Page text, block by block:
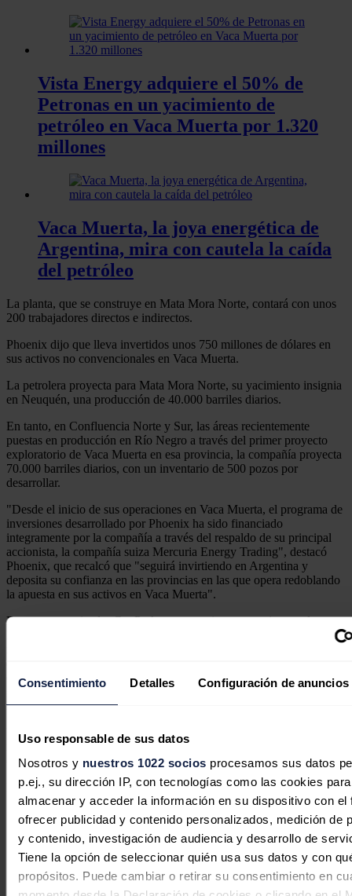
Consentimiento Detalles Configuración de anuncios
Uso responsable de sus datos
Nosotros y nuestros 1022 socios procesamos sus datos
p.ej., su dirección IP, con tecnologías como las cookies para
almacenar y acceder la información en su dispositivo con el
ofrecer publicidad y contenido personalizados, medición de
y contenido, investigación de audiencia y desarrollo de
Tiene la opción de seleccionar quién usa sus datos y con
propósitos. Puede cambiar o retirar su consentimiento en
Vista Energy adquiere el 50% de
Petronas en un yacimiento de
petróleo en Vaca Muerta por 1.320
millones
Vaca Muerta, la joya energética de
Argentina, mira con cautela la caída
del petróleo
La planta, que se construye en Mata Mora Norte, contará con unos
200 trabajadores directos e indirectos.
Phoenix dijo que lleva invertidos unos 750 millones de dólares en
sus activos no convencionales en Vaca Muerta.
La petrolera proyecta para Mata Mora Norte, su yacimiento insignia
en Neuquén, una producción de 40.000 barriles diarios.
En tanto, en Confluencia Norte y Sur, las áreas recientemente
puestas en producción en Río Negro a través del primer proyecto
exploratorio de Vaca Muerta en esa provincia, la compañía proyecta
70.000 barriles diarios, con un inventario de 500 pozos por
desarrollar.
"Desde el inicio de sus operaciones en Vaca Muerta, el programa de
inversiones desarrollado por Phoenix ha sido financiado
integramente por la compañía a través del respaldo de su principal
accionista, la compañía suiza Mercuria Energy Trading", destacó
Phoenix, que recalcó que "seguirá invirtiendo en Argentina y
deposita su confianza en las provincias en las que opera redoblando
la apuesta en sus activos en Vaca Muerta".
En otro comunicado, GeoPark, cuyas acciones se cotizan en la
crecimiento rentable, fiable y sostenible mediante el desarrollo de
grandes activos, en grandes yacimientos y en grandes cuencas", por
lo que buscará otras oportunidades estratégicas de inversión.
Vaca Muerta, con epicentro en Neuquén, es la segunda mayor
reserva mundial de gas no convencional y la cuarta de petróleo de
este tipo y se encuentra en etapa de creciente desarrollo masivo.
Noticias relacionadas
La aviación eléctrica se acerca a
2030, pero reclama inversión y